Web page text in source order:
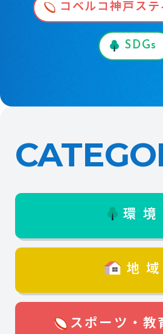
コベルコ神戸ステ
SDGs
環境
地域
スポーツ・教